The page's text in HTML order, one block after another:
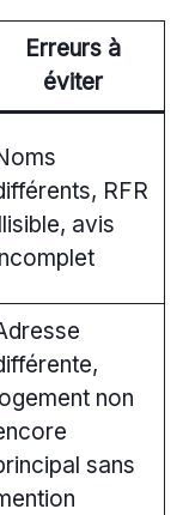
Erreurs à
éviter
RFR
avis
non
sans